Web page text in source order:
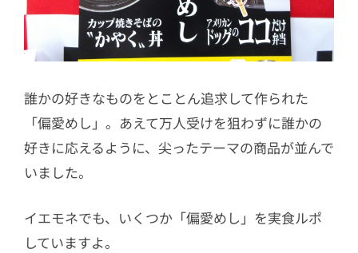
誰かの好きなものをとことん追求して作られた
「偏愛めし」。あえて万人受けを狙わずに誰かの
好きに応えるように、尖ったテーマの商品が並んで
いました。
イエモネでも、いくつか「偏愛めし」を実食ルポ
していますよ。